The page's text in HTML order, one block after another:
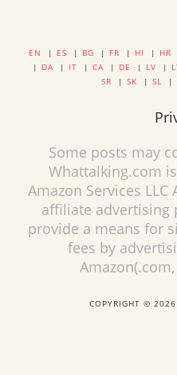
EN | ES | BG | FR | HI | HR
| DA | IT | CA | DE | LV |
SR | SK | SL |
Some posts may
Whattalking.com
Amazon Services
affiliate advertising
provide a means for
fees by
COPYRIGHT ©